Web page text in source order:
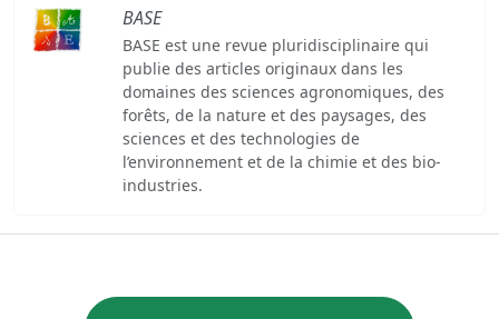
BASE
BASE est une revue pluridisciplinaire qui
publie des articles originaux dans les
domaines des sciences agronomiques, des
forêts, de la nature et des paysages, des
sciences et des technologies de
l’environnement et de la chimie et des bio-
industries.